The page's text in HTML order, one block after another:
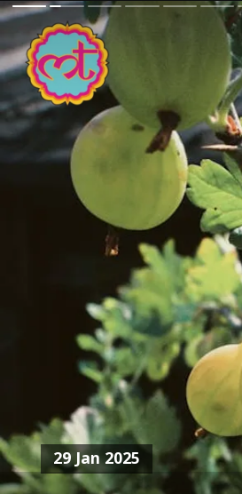
29 Jan 2025